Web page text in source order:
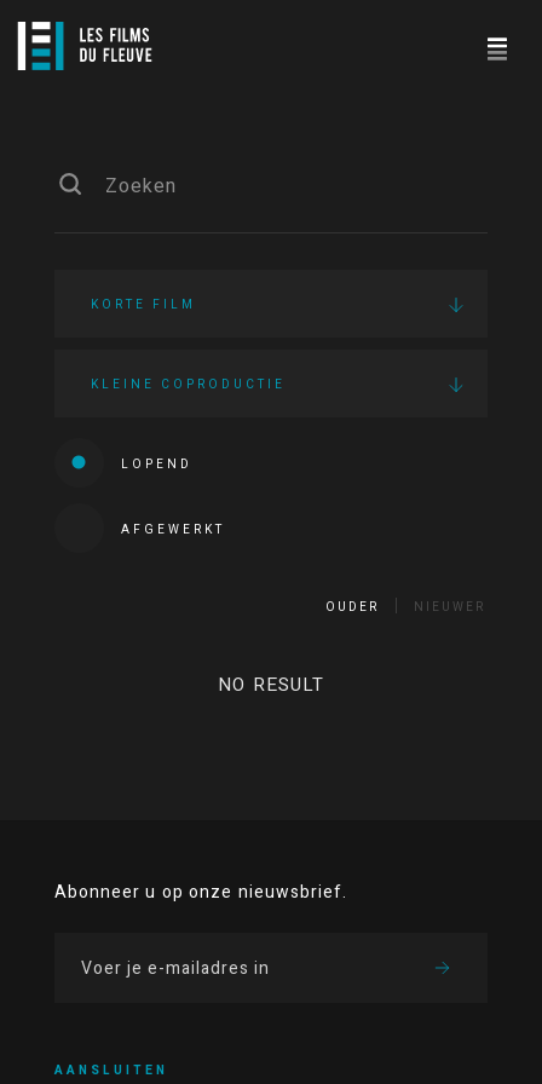
KORTE FILM
KLEINE COPRODUCTIE
LOPEND
AFGEWERKT
OUDER NIEUWER
NO RESULT
Abonneer u op onze nieuwsbrief.
AANSLUITEN